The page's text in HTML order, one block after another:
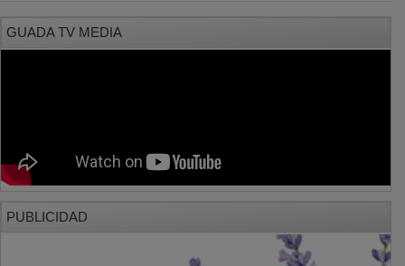
GUADA TV MEDIA
PUBLICIDAD